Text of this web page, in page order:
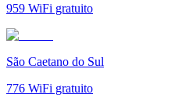
959 WiFi gratuito
São Caetano do Sul
776 WiFi gratuito